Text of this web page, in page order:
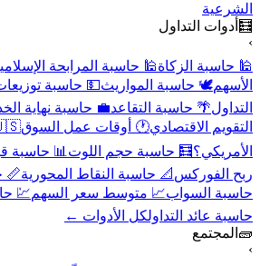
الشرعية
🧮 أدوات التداول
›
🕌 حاسبة الزكاة🕌 حاسبة المرابحة
الأسهم🕊️ حاسبة المواريث💵 حاسبة توزيعات
التداول🌴 حاسبة التقاعد💼 حاسبة نهاية
التقويم الاقتصادي🕐 أوقات عمل السوق
الأمريكي؟🧮 حاسبة حجم اللوت 📊 حاسبة
ربح الفوركس 📐 حاسبة النقاط المحورية📏
حاسبة السواب📈 متوسط سعر السهم💹
حاسبة عائد التداولكل الأدوات ←
🧱 المجتمع
›